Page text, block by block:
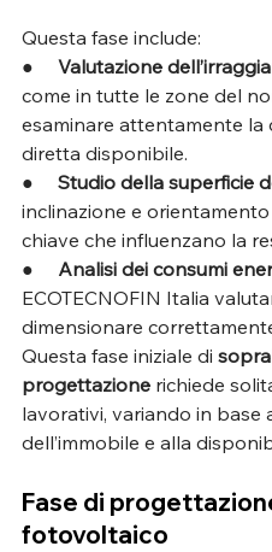
Questa fase include:
● Valutazione
come in tutte le zone del
esaminare attentamente la
diretta disponibile.
● Studio della superficie
inclinazione e
chiave che influenzano la
● Analisi dei consumi
ECOTECNOFIN Italia
dimensionare
Questa fase iniziale di
progettazione richiede
lavorativi, variando in base
dell’immobile e alla
Fase di
fotovoltaico